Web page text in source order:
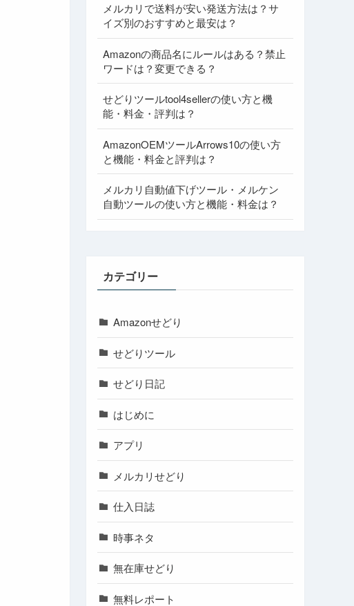
メルカリで送料が安い発送方法は？サ
イズ別のおすすめと最安は？
Amazonの商品名にルールはある？禁止
ワードは？変更できる？
せどりツールtool4sellerの使い方と機
能・料金・評判は？
AmazonOEMツールArrows10の使い方
と機能・料金と評判は？
メルカリ自動値下げツール・メルケン
自動ツールの使い方と機能・料金は？
カテゴリー
Amazonせどり
せどりツール
せどり日記
はじめに
アプリ
メルカリせどり
仕入日誌
時事ネタ
無在庫せどり
無料レポート